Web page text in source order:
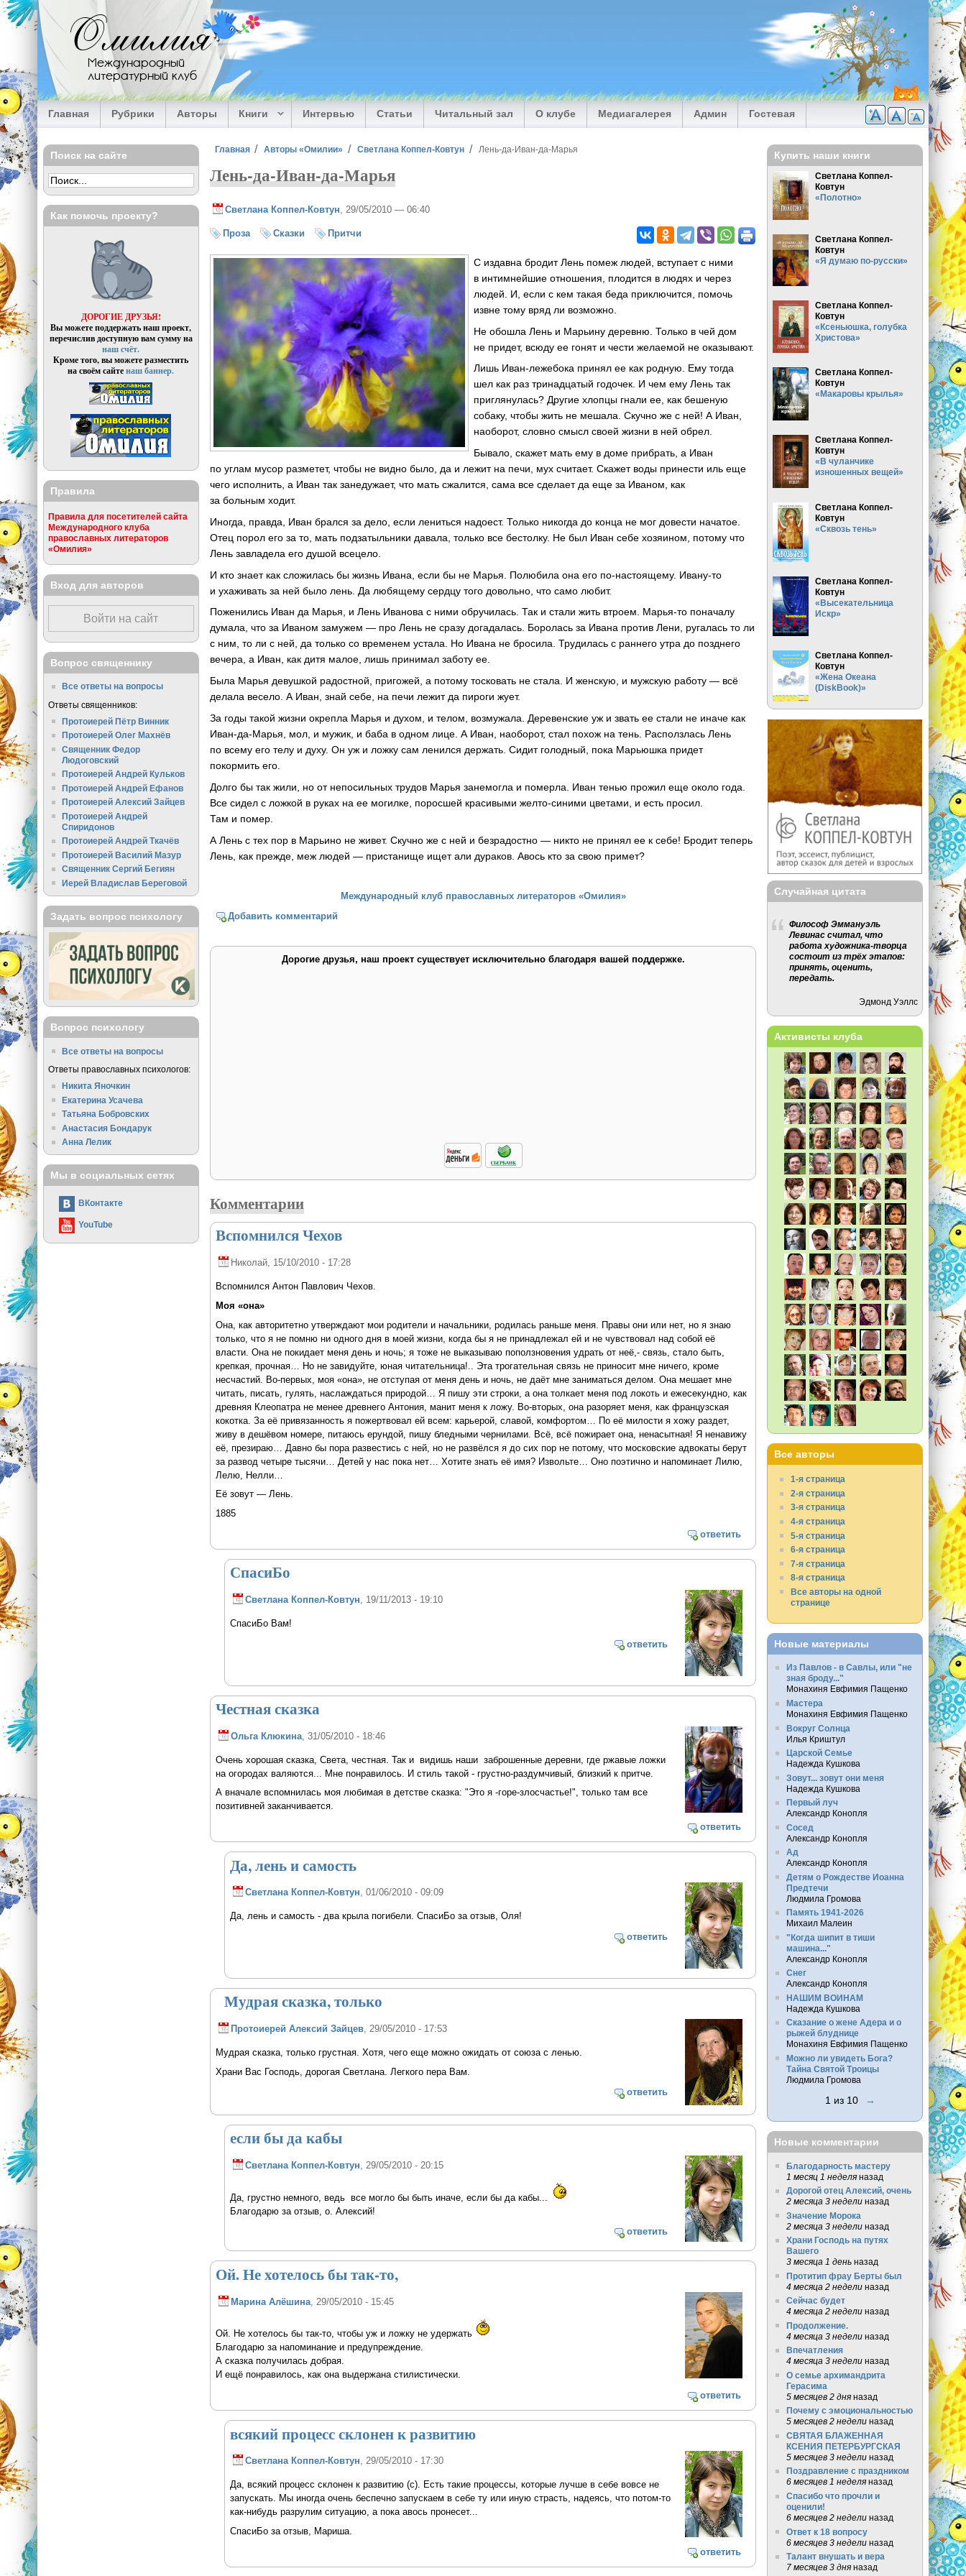
Перейти к основному содержанию
Омилия
Международный
литературный клуб
Главная Рубрики Авторы Книги Интервью Статьи Читальный зал О клубе Медиагалерея Админ Гостевая
Вы здесь
Главная Авторы «Омилии» Светлана Коппел-Ковтун Лень-да-Иван-да-Марья
Лень-да-Иван-да-Марья
Светлана Коппел-Ковтун , 29/05/2010 — 06:40
Проза Сказки Притчи
С издавна бродит Лень помеж людей, вступает с ними
в интимнейшие отношения, плодится в людях и через
людей. И, если с кем такая беда приключится, помочь
извне тому вряд ли возможно.
Не обошла Лень и Марьину деревню. Только в чей дом
не придет, всюду ее гонят и чести желаемой не оказывают.
Лишь Иван-лежебока принял ее как родную. Ему тогда
шел как раз тринадцатый годочек. И чем ему Лень так
приглянулась? Другие хлопцы гнали ее, как бешеную
собаку, чтобы жить не мешала. Скучно же с ней! А Иван,
наоборот, словно смысл своей жизни в ней обрел.
Бывало, скажет мать ему в доме прибрать, а Иван
по углам мусор разметет, чтобы не видно было, да и лежит на печи, мух считает. Скажет воды принести иль еще
чего исполнить, а Иван так занедужает, что мать сжалится, сама все сделает да еще за Иваном, как
за больным ходит.
Иногда, правда, Иван брался за дело, если лениться надоест. Только никогда до конца не мог довести начатое.
Отец порол его за то, мать подзатыльники давала, только все бестолку. Не был Иван себе хозяином, потому что
Лень завладела его душой всецело.
И кто знает как сложилась бы жизнь Ивана, если бы не Марья. Полюбила она его по-настоящему. Ивану-то
и ухаживать за ней было лень. Да любящему сердцу того довольно, что само любит.
Поженились Иван да Марья, и Лень Иванова с ними обручилась. Так и стали жить втроем. Марья-то поначалу
думала, что за Иваном замужем — про Лень не сразу догадалась. Боролась за Ивана против Лени, ругалась то ли
с ним, то ли с ней, да только со временем устала. Но Ивана не бросила. Трудилась с раннего утра до позднего
вечера, а Иван, как дитя малое, лишь принимал заботу ее.
Была Марья девушкой радостной, пригожей, а потому тосковать не стала. И женскую, и мужскую работу — всё
делала весело. А Иван, знай себе, на печи лежит да пироги жует.
За годы такой жизни окрепла Марья и духом, и телом, возмужала. Деревенские уж и звать ее стали не иначе как
Иван-да-Марья, мол, и мужик, и баба в одном лице. А Иван, наоборот, стал похож на тень. Расползлась Лень
по всему его телу и духу. Он уж и ложку сам ленился держать. Сидит голодный, пока Марьюшка придет
покормить его.
Долго бы так жили, но от непосильных трудов Марья занемогла и померла. Иван тенью прожил еще около года.
Все сидел с ложкой в руках на ее могилке, поросшей красивыми желто-синими цветами, и есть просил.
Там и помер.
А Лень с тех пор в Марьино не живет. Скучно же с ней и безрадостно — никто не принял ее к себе! Бродит теперь
Лень, как прежде, меж людей — пристанище ищет али дураков. Авось кто за свою примет?
Международный клуб православных литераторов «Омилия»
Добавить комментарий
Дорогие друзья, наш проект существует исключительно благодаря вашей поддержке.
Комментарии
Вспомнился Чехов
Николай, 15/10/2010 - 17:28
Вспомнился Антон Павлович Чехов.
Моя «она»
Она, как авторитетно утверждают мои родители и начальники, родилась раньше меня. Правы они или нет, но я знаю
только, что я не помню ни одного дня в моей жизни, когда бы я не принадлежал ей и не чувствовал над собой её
власти. Она не покидает меня день и ночь; я тоже не выказываю поползновения удрать от неё,- связь, стало быть,
крепкая, прочная… Но не завидуйте, юная читательница!.. Эта трогательная связь не приносит мне ничего, кроме
несчастий. Во-первых, моя «она», не отступая от меня день и ночь, не даёт мне заниматься делом. Она мешает мне
читать, писать, гулять, наслаждаться природой… Я пишу эти строки, а она толкает меня под локоть и ежесекундно, как
древняя Клеопатра не менее древнего Антония, манит меня к ложу. Во-вторых, она разоряет меня, как французская
кокотка. За её привязанность я пожертвовал ей всем: карьерой, славой, комфортом… По её милости я хожу раздет,
живу в дешёвом номере, питаюсь ерундой, пишу бледными чернилами. Всё, всё пожирает она, ненасытная! Я ненавижу
её, презираю… Давно бы пора развестись с ней, но не развёлся я до сих пор не потому, что московские адвокаты берут
за развод четыре тысячи… Детей у нас пока нет… Хотите знать её имя? Извольте… Оно поэтично и напоминает Лилю,
Лелю, Нелли…
Её зовут — Лень.
1885
ответить
СпасиБо
Светлана Коппел-Ковтун, 19/11/2013 - 19:10
СпасиБо Вам!
ответить
Честная сказка
Ольга Клюкина, 31/05/2010 - 18:46
Очень хорошая сказка, Света, честная. Так и видишь наши заброшенные деревни, где ржавые ложки
на огородах валяются... Мне понравилось. И стиль такой - грустно-раздумчивый, близкий к притче.
А вначале вспомнилась моя любимая в детстве сказка: "Это я -горе-злосчастье!", только там все
позитивней заканчивается.
ответить
Да, лень и самость
Светлана Коппел-Ковтун, 01/06/2010 - 09:09
Да, лень и самость - два крыла погибели. СпасиБо за отзыв, Оля!
ответить
Мудрая сказка, только
Протоиерей Алексий Зайцев, 29/05/2010 - 17:53
Мудрая сказка, только грустная. Хотя, чего еще можно ожидать от союза с ленью.
Храни Вас Господь, дорогая Светлана. Легкого пера Вам.
ответить
если бы да кабы
Светлана Коппел-Ковтун , 29/05/2010 - 20:15
Да, грустно немного, ведь все могло бы быть иначе, если бы да кабы...
Благодарю за отзыв, о. Алексий!
ответить
Ой. Не хотелось бы так-то,
Марина Алёшина, 29/05/2010 - 15:45
Ой. Не хотелось бы так-то, чтобы уж и ложку не удержать
Благодарю за напоминание и предупреждение.
А сказка получилась добрая.
И ещё понравилось, как она выдержана стилистически.
ответить
всякий процесс склонен к развитию
Светлана Коппел-Ковтун, 29/05/2010 - 17:30
Да, всякий процесс склонен к развитию (с). Есть такие процессы, которые лучше в себе вовсе не
запускать. Мы иногда очень беспечно запускаем в себе ту или иную страсть, надеясь, что потом-то
как-нибудь разрулим ситуацию, а пока авось пронесет...
СпасиБо за отзыв, Мариша.
ответить
Поиск на сайте
Как помочь проекту?
ДОРОГИЕ ДРУЗЬЯ!
Вы можете поддержать наш проект,
перечислив доступную вам сумму на
наш счёт.
Кроме того, вы можете разместить
на своём сайтенаш баннер.
Правила
Правила для посетителей сайта
Международного клуба
православных литераторов
«Омилия»
Вход для авторов
Войти на сайт
Вопрос священнику
Все ответы на вопросы
Ответы священников:
Протоиерей Пётр Винник
Протоиерей Олег Махнёв
Священник Федор
Людоговский
Протоиерей Андрей Кульков
Протоиерей Андрей Ефанов
Протоиерей Алексий Зайцев
Протоиерей Андрей
Спиридонов
Протоиерей Андрей Ткачёв
Протоиерей Василий Мазур
Священник Сергий Бегиян
Иерей Владислав Береговой
Задать вопрос психологу
Вопрос психологу
Все ответы на вопросы
Ответы православных психологов:
Никита Яночкин
Екатерина Усачева
Татьяна Бобровских
Анастасия Бондарук
Анна Лелик
Мы в социальных сетях
ВКонтакте
YouTube
Купить наши книги
Светлана Коппел-
Ковтун
«Полотно»
Светлана Коппел-
Ковтун
«Я думаю по-русски»
Светлана Коппел-
Ковтун
«Ксеньюшка, голубка
Христова»
Светлана Коппел-
Ковтун
«Макаровы крылья»
Светлана Коппел-
Ковтун
«В чуланчике
изношенных вещей»
Светлана Коппел-
Ковтун
«Сквозь тень»
Светлана Коппел-
Ковтун
«Высекательница
Искр»
Светлана Коппел-
Ковтун
«Жена Океана
(DiskBook)»
Случайная цитата
Философ Эммануэль
Левинас считал, что
работа художника-творца
состоит из трёх этапов:
принять, оценить,
передать.
Эдмонд Уэллс
Активисты клуба
Все авторы
1-я страница
2-я страница
3-я страница
4-я страница
5-я страница
6-я страница
7-я страница
8-я страница
Все авторы на одной
странице
Новые материалы
Из Павлов - в Савлы, или "не
зная броду..."
Монахиня Евфимия Пащенко
Мастера
Монахиня Евфимия Пащенко
Вокруг Солнца
Илья Криштул
Царской Семье
Надежда Кушкова
Зовут... зовут они меня
Надежда Кушкова
Первый луч
Александр Конопля
Сосед
Александр Конопля
Ад
Александр Конопля
Детям о Рождестве Иоанна
Предтечи
Людмила Громова
Память 1941-2026
Михаил Малеин
"Когда шипит в тиши
машина..."
Александр Конопля
Снег
Александр Конопля
НАШИМ ВОИНАМ
Надежда Кушкова
Сказание о жене Адера и о
рыжей блуднице
Монахиня Евфимия Пащенко
Можно ли увидеть Бога?
Тайна Святой Троицы
Людмила Громова
1 из 10 →
Новые комментарии
Благодарность мастеру
1 месяц 1 неделяназад
Дорогой отец Алексий, очень
2 месяца 3 неделиназад
Значение Морока
2 месяца 3 неделиназад
Храни Господь на путях
Вашего
3 месяца 1 деньназад
Протитип фрау Берты был
4 месяца 2 неделиназад
Сейчас будет
4 месяца 2 неделиназад
Продолжение.
4 месяца 3 неделиназад
Впечатления
4 месяца 3 неделиназад
О семье архимандрита
Герасима
5 месяцев 2 дняназад
Почему с эмоциональностью
5 месяцев 2 неделиназад
СВЯТАЯ БЛАЖЕННАЯ
КСЕНИЯ ПЕТЕРБУРГСКАЯ
5 месяцев 3 неделиназад
Поздравление с праздником
6 месяцев 1 неделяназад
Спасибо что прочли и
оценили!
6 месяцев 2 неделиназад
Ответ к 18 вопросу
6 месяцев 3 неделиназад
Талант внушать и вера
7 месяцев 3 дняназад